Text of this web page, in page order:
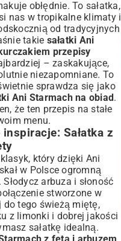
obłędnie. To sałatka,
nas w tropikalne klimaty i
od tradycyjnych
takie sałatki Ani
przepisy
– zaskakujące,
niezapomniane. To
sprawdza się jako
Ani Starmach na obiad.
że ten przepis na stałe
menu.
Sałatka z
który dzięki Ani
w Polsce ogromną
arbuza i słoność
stworzone w
do tego świeżą miętę,
z limonki i dobrej jakości
sałatkę idealną.